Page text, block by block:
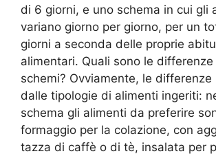
di 6 giorni, e uno schema in cui gli
variano giorno per giorno, per un
giorni a seconda delle proprie
alimentari. Quali sono le
schemi? Ovviamente, le differenze
dalle tipologie di alimenti ingeriti:
schema gli alimenti da preferire
formaggio per la colazione, con
tazza di caffè o di tè, insalata per